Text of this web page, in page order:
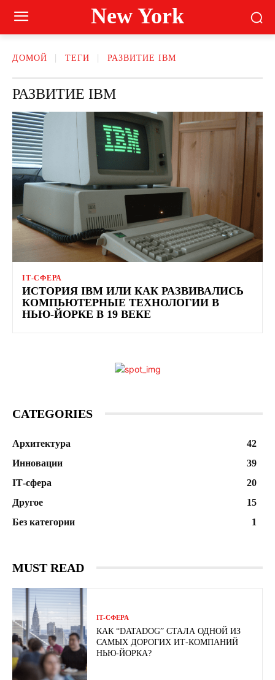
New York
ДОМОЙ ТЕГИ РАЗВИТИЕ IBM
РАЗВИТИЕ IBM
ІТ-СФЕРА
ИСТОРИЯ IBM ИЛИ КАК РАЗВИВАЛИСЬ
КОМПЬЮТЕРНЫЕ ТЕХНОЛОГИИ В
НЬЮ-ЙОРКЕ В 19 ВЕКЕ
CATEGORIES
Архитектура
42
Инновации
39
ІТ-сфера
20
Другое
15
Без категории
1
MUST READ
ІТ-СФЕРА
КАК “DATADOG” СТАЛА ОДНОЙ ИЗ
САМЫХ ДОРОГИХ ИТ-КОМПАНИЙ
НЬЮ-ЙОРКА?